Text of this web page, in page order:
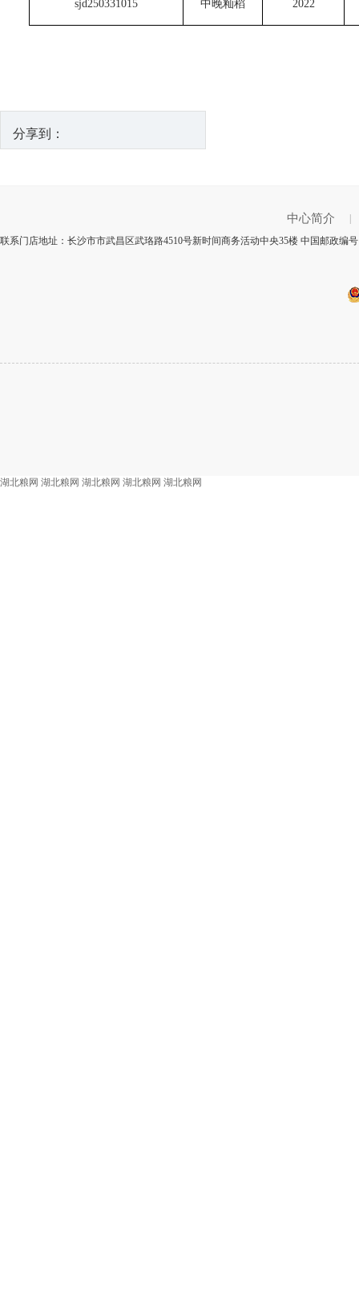
sjd250331015 中晚籼稻 2022
分享到：
中心简介
联系门店地址：长沙市市武昌区武珞路4510号新时间商务活动中央35楼 中国邮政编
湖北粮网 湖北粮网 湖北粮网 湖北粮网 湖北粮网